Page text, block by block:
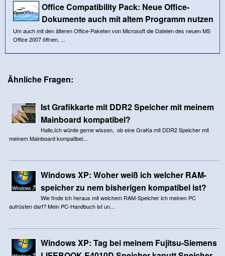
Office Compatibility Pack: Neue Office-
Dokumente auch mit altem Programm nutzen
Um auch mit den älteren Office-Paketen von Microsoft die Dateien des neuen MS
Office 2007 öffnen, ...
Ähnliche Fragen:
Ist Grafikkarte mit DDR2 Speicher mit meinem
Mainboard kompatibel?
Hallo,Ich würde gerne wissen, ob eine GraKa mit DDR2 Speicher mit
meinem Mainboard kompatibel...
Windows XP: Woher weiß ich welcher RAM-
speicher zu nem bisherigen kompatibel ist?
Wie finde ich heraus mit welchem RAM-Speicher ich meinen PC
aufrüsten darf? Mein PC-Handbuch ist un...
Windows XP: Tag bei meinem Fujitsu-Siemens